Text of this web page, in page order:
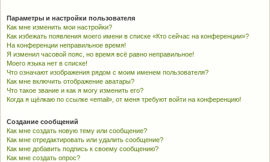
Параметры и настройки пользователя
Как мне изменить мои настройки?
Как избежать появления моего имени в списке «Кто сейчас на конференции»?
На конференции неправильное время!
Я изменил часовой пояс, но время всё равно неправильное!
Моего языка нет в списке!
Что означают изображения рядом с моим именем пользователя?
Как мне включить отображение аватары?
Что такое звание и как я могу изменить его?
Когда я щёлкаю по ссылке «email», от меня требуют войти на конференцию!
Создание сообщений
Как мне создать новую тему или сообщение?
Как мне отредактировать или удалить сообщение?
Как мне добавить подпись к своему сообщению?
Как мне создать опрос?